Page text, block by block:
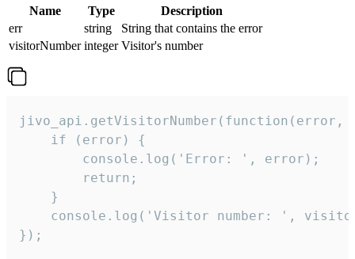
Name Type
Description
err
string
String that contains the error
visitorNumber integer Visitor's number
jivo_api.getVisitorNumber(function(error,
    if (error) {
        console.log('Error: ', error);
        return;
    }
console.log('Visitor number: ',
});